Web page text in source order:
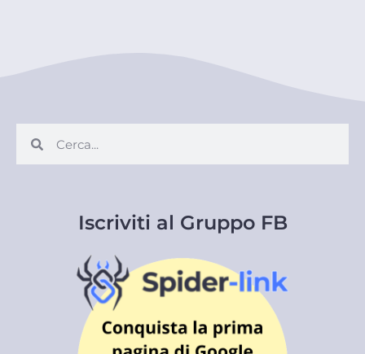
Iscriviti al Gruppo FB